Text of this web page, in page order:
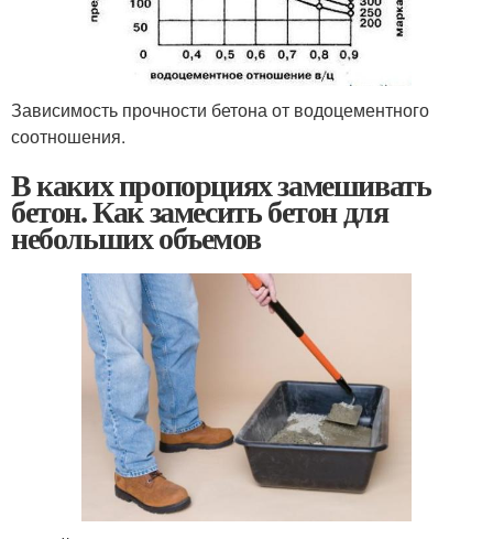
Зависимость прочности бетона от водоцементного
соотношения.
В каких пропорциях замешивать
бетон. Как замесить бетон для
небольших объемов